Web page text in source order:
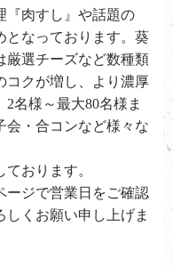
『肉すし』や話題の
となっております。葵
選チーズなど数種類
コクが増し、より濃厚
名様～最大80名様ま
会・合コンなど様々な
おります。
ジで営業日をご確認
くお願い申し上げま